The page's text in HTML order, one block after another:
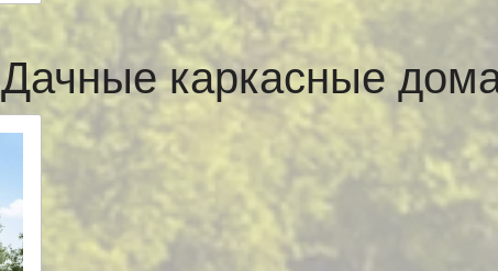
Дачные каркасные